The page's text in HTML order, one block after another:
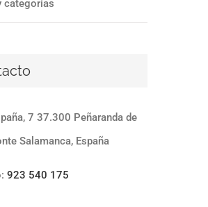
categorías
7 37.300 Peñaranda de
Salamanca, España
923 540 175